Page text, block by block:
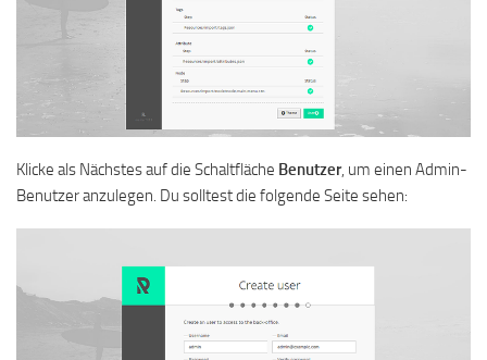
Klicke als Nächstes auf die Schaltfläche Benutzer, um einen Admin-
Benutzer anzulegen. Du solltest die folgende Seite sehen: